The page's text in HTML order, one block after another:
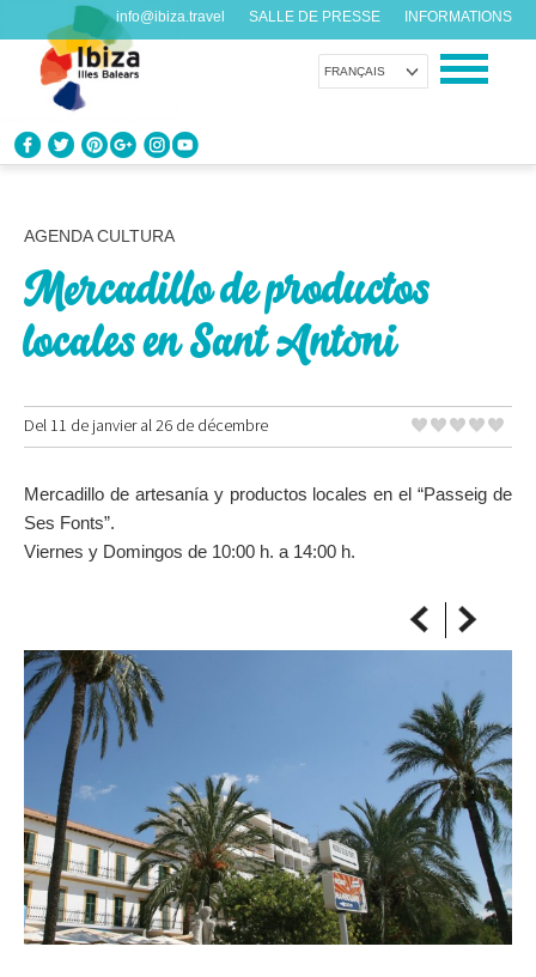
FRANÇAIS
info@ibiza.travel SALLE DE PRESSE INFORMATIONS
PROFITEZ D’IBIZA
Pour tous les goûts
Chaque jour quelque chose de nouveau
Avant de nous rendre visite
SUR LA CARTE
AGENDA CULTURA
Mercadillo de productos
locales en Sant Antoni
Del 11 de janvier al 26 de décembre
Mercadillo de artesanía y productos locales en el “Passeig de
Ses Fonts”.
Viernes y Domingos de 10:00 h. a 14:00 h.